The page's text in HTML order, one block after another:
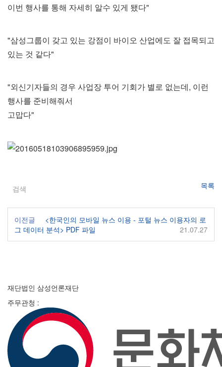
이번 행사를 통해 자세히 알수 있게 됐다"
"삼성그룹이 갖고 있는 강점이 바이오 산업에도 잘 접목되고
있는 것 같다"
"외신기자들의 경우 사업장 투어 기회가 별로 없는데, 이런
행사를 준비해줘서
고맙다"
검색 목록
이전글
<한국인의 모바일 뉴스 이용 - 포털 뉴스 이용자의 로
그 데이터 분석> PDF 파일
21.07.27
재단법인 삼성언론재단
주무관청 :